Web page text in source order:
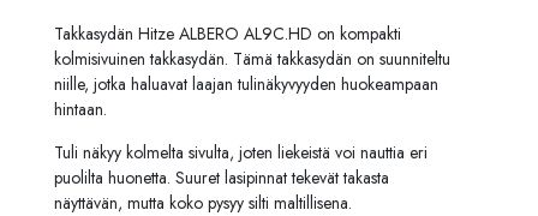
Takkasydän Hitze ALBERO AL9C.HD on kompakti
kolmisivuinen takkasydän. Tämä takkasydän on suunniteltu
niille, jotka haluavat laajan tulinäkyvyyden huokeampaan
hintaan.
Tuli näkyy kolmelta sivulta, joten liekeistä voi nauttia eri
puolilta huonetta. Suuret lasipinnat tekevät takasta
näyttävän, mutta koko pysyy silti maltillisena.